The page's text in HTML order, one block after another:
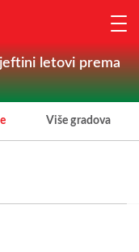
letovi prema
Više gradova